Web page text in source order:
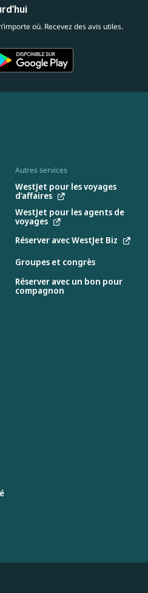
où. Recevez des avis utiles.
Autres services
WestJet pour les voyages
d’affaires
WestJet pour les agents de
voyages
Réserver avec WestJet Biz
Groupes et congrès
Réserver avec un bon pour
compagnon